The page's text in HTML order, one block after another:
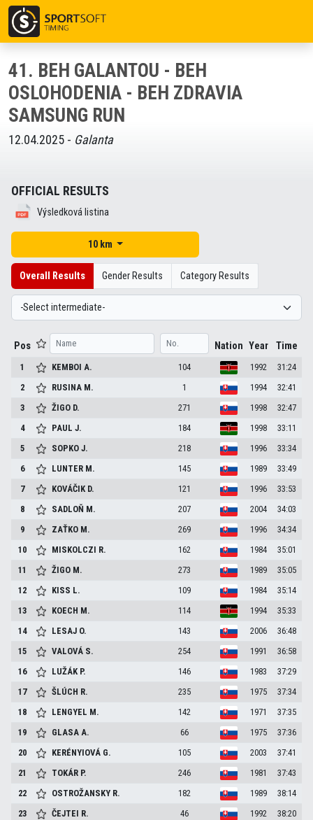
41. BEH GALANTOU - BEH
OSLOHODENIA - BEH ZDRAVIA
SAMSUNG RUN
12.04.2025 - Galanta
OFFICIAL RESULTS
Výsledková listina
10 km
Overall Results Gender Results Category Results
Pos Nation Year Time
1 KEMBOIA. 104 1992
31:24
2
RUSINA M. 1 1994
32:41
3
ŽIGO D. 271 1998
32:47
4
PAULJ. 184 1998
33:11
5
SOPKOJ. 218 1996
33:34
6
LUNTER M. 145 1989
33:49
7
KOVÁČIK D. 121 1996
33:53
8
SADLOŇ M. 207 2004
34:03
9
ZAŤKO M. 269 1996
34:34
10
MISKOLCZI R. 162 1984
35:01
11
ŽIGO M. 273 1989
35:05
12
KISS L. 109 1984
35:14
13
KOECH M. 114 1994
35:33
14
LESAJ O. 143 2006
36:48
15
VALOVÁ S. 254 1991
36:58
16
LUŽÁK P. 146 1983
37:29
17
ŠLÚCH R. 235 1975
37:34
18
LENGYEL M. 142 1971
37:35
19
GLASAA. 66 1975
37:36
20
KERÉNYIOVÁ G. 105 2003
37:41
21
TOKÁR P. 246 1981
37:43
22
OSTROŽANSKY R. 182 1989
38:14
23
ČEJTEI R. 46 1992
38:20